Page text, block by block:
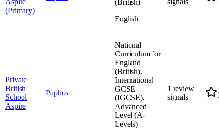
Aspire
(Primary)
(British)
English
signals
Private
British
School
Aspire
Paphos
National
Curriculum for
England
(British),
International
GCSE
(IGCSE),
Advanced
Level (A-
Levels)
1 review
signals